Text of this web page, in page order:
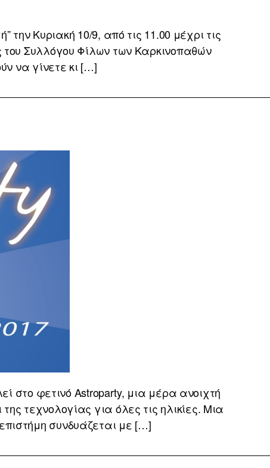
Κυριακή 10/9, από τις 11.00 μέχρι τις
του Συλλόγου Φίλων των Καρκινοπαθών
να γίνετε κι […]
στο φετινό Astroparty, μια μέρα ανοιχτή
τεχνολογίας για όλες τις ηλικίες. Μια
συνδυάζεται με […]